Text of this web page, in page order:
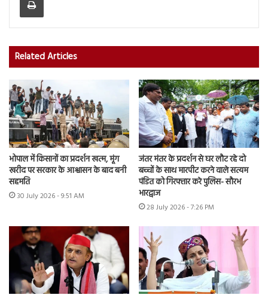
Related Articles
भोपाल में किसानों का प्रदर्शन खत्म, मूंग
खरीद पर सरकार के आश्वासन के बाद बनी
सहमति
30 July 2026 - 9:51 AM
जंतर मंतर के प्रदर्शन से घर लौट रहे दो
बच्चों के साथ मारपीट करने वाले सत्यम
पंडित को गिरफ्तार करे पुलिस- सौरभ
भारद्वाज
28 July 2026 - 7:26 PM